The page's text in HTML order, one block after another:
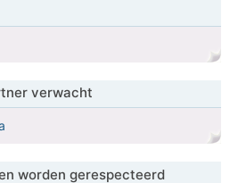
verwacht
worden gerespecteerd